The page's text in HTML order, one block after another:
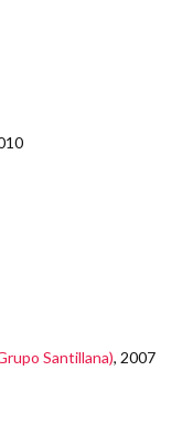
Santillana), 2007